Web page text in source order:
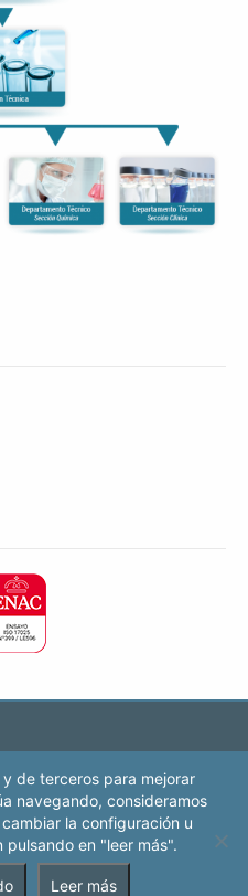
de terceros para mejorar
navegando, consideramos
la configuración u
en "leer más".
Leer más